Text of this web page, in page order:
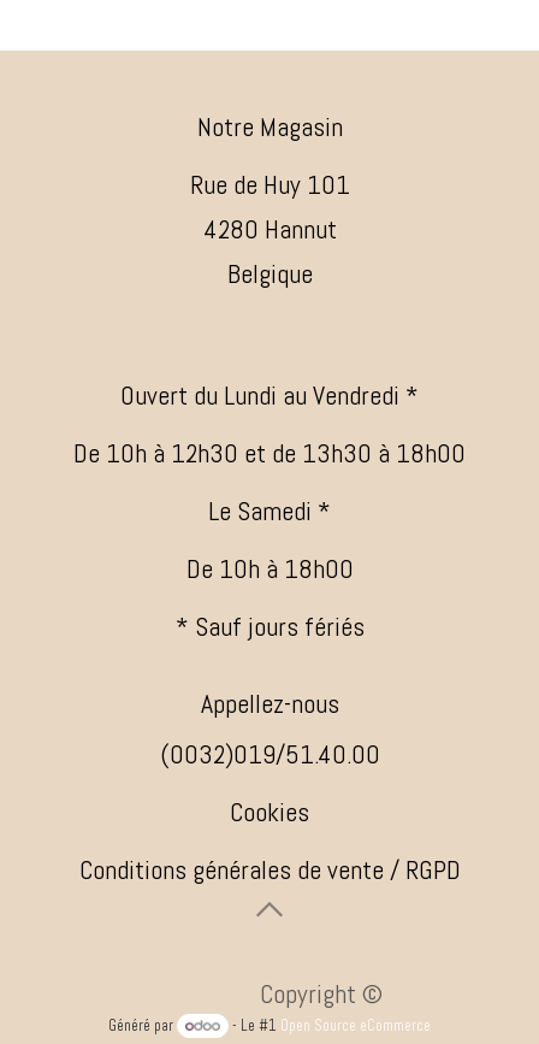
Notre Magasin
Rue de Huy 101
4280 Hannut
Belgique
Ouvert du Lundi au Vendredi *
De 10h à 12h30 et de 13h30 à 18h00
Le Samedi *
De 10h à 18h00
* Sauf jours fériés
Appellez-nous
(0032)019/51.40.00
Cookies
Conditions générales de vente / RGPD
​ ​Copyright ©
Généré par - Le #1 Open Source eCommerce